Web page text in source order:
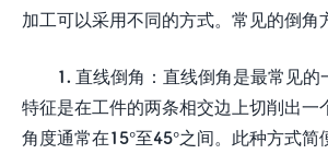
加工可以采用不同的方式。常见的倒角
1. 直线倒角：直线倒角是最常见的
特征是在工件的两条相交边上切削出一
角度通常在15°至45°之间。此种方式简